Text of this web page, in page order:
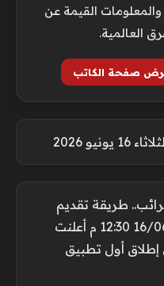
والمعلومات القيمة عن
العالمية.
صفحة الكاتب
2026
طريقة تقديم
الإقرار وأنت في بيتك 16/06/2026 12:30 م أعلنت
أول تطبيق